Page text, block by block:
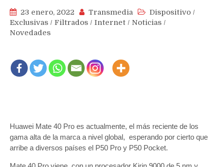
23 enero, 2022 Transmedia Dispositivo /
Exclusivas / Filtrados / Internet / Noticias /
Novedades
Huawei Mate 40 Pro es actualmente, el más reciente de los
gama alta de la marca a nivel global, esperando por cierto que
arribe a diversos países el P50 Pro y P50 Pocket.